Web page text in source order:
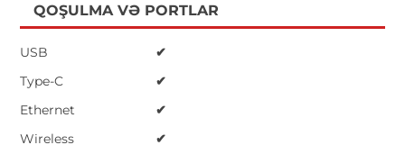
QOŞULMA VƏ PORTLAR
USB
✔
Type-C
✔
Ethernet
✔
Wireless
✔